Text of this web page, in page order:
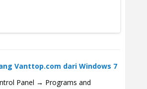
Vanttop.com dari Windows 7
Panel → Programs and